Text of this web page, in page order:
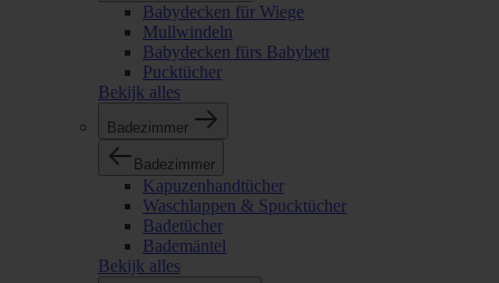
Babydecken für Wiege
Mullwindeln
Babydecken fürs Babybett
Pucktücher
Bekijk alles
Badezimmer
Badezimmer
Kapuzenhandtücher
Waschlappen & Spucktücher
Badetücher
Bademäntel
Bekijk alles